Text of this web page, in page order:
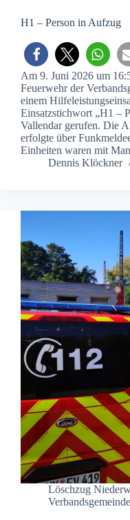
H1 – Person in Aufzug
Am 9. Juni 2026 um
Feuerwehr der
einem
Einsatzstichwort „H1 –
Vallendar gerufen. Die
erfolgte über
Einheiten waren mit
Dennis Klöckner
Löschzug